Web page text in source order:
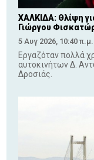
ΧΑΛΚΙΔΑ: Θλίψη
Γιώργου
5 Αυγ 2026, 10:40 π.μ.
Εργαζόταν πολλά
αυτοκινήτων Δ.
Δροσιάς.